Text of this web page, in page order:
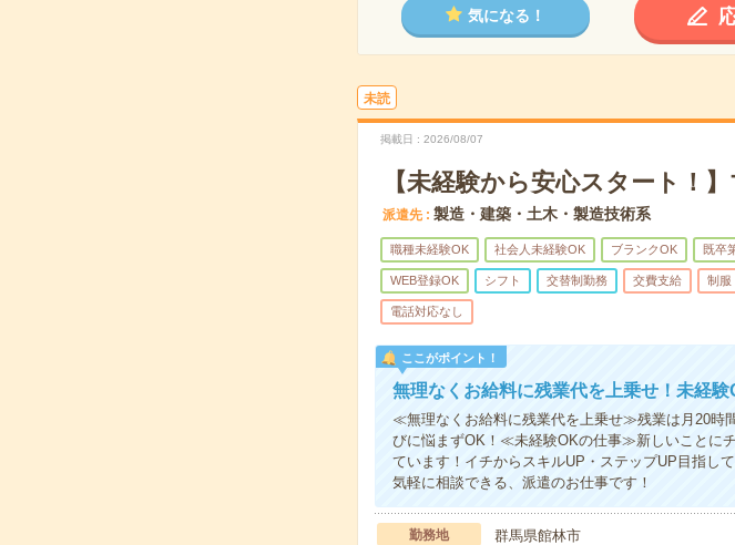
気になる！
未読
掲載日 2026/08/07
【未経験から安心スタート！
派遣先 製造・建築・土木・製造技術系
職種未経験OK 社会人未経験OK ブランクOK 既卒
WEB登録OK シフト 交替制勤務 交費支給 制服
電話対応なし
ここがポイント！
無理なくお給料に残業代を上乗せ！未経験
≪無理なくお給料に残業代を上乗せ≫残業は月20時
びに悩まずOK！≪未経験OKの仕事≫新しいことに
ています！イチからスキルUP・ステップUP目指
気軽に相談できる、派遣のお仕事です！
勤務地
群馬県館林市